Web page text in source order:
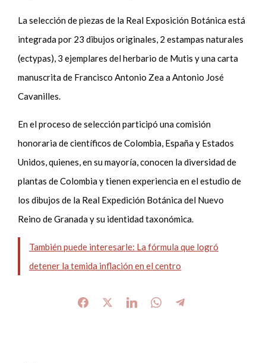
La selección de piezas de la Real Exposición Botánica está
integrada por 23 dibujos originales, 2 estampas naturales
(ectypas), 3 ejemplares del herbario de Mutis y una carta
manuscrita de Francisco Antonio Zea a Antonio José
Cavanilles.
En el proceso de selección participó una comisión
honoraria de científicos de Colombia, España y Estados
Unidos, quienes, en su mayoría, conocen la diversidad de
plantas de Colombia y tienen experiencia en el estudio de
los dibujos de la Real Expedición Botánica del Nuevo
Reino de Granada y su identidad taxonómica.
También puede interesarle: La fórmula que logró
detener la temida inflación en el centro